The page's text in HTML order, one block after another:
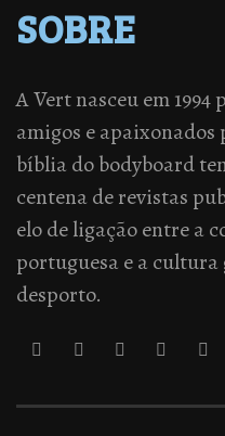
SOBRE
A Vert nasceu em
amigos e apaixonados
bíblia do bodyboard
centena de revistas
elo de ligação entre a
portuguesa e a cultura
desporto.